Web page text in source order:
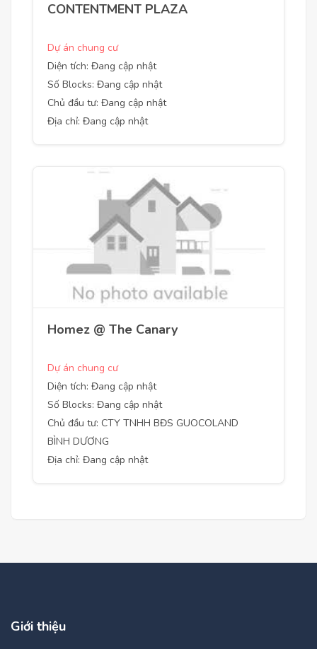
CONTENTMENT PLAZA
Dự án chung cư
Diện tích: Đang cập nhật
Số Blocks: Đang cập nhật
Chủ đầu tư: Đang cập nhật
Địa chỉ: Đang cập nhật
Homez @ The Canary
Dự án chung cư
Diện tích: Đang cập nhật
Số Blocks: Đang cập nhật
Chủ đầu tư: CTY TNHH BĐS GUOCOLAND
BÌNH DƯƠNG
Địa chỉ: Đang cập nhật
Giới thiệu